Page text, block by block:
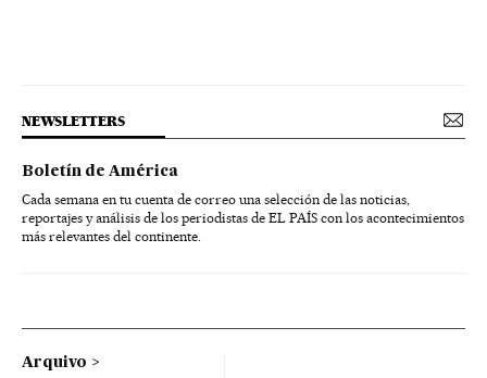
NEWSLETTERS
Boletín de América
Cada semana en tu cuenta de correo una selección de las noticias,
reportajes y análisis de los periodistas de EL PAÍS con los acontecimientos
más relevantes del continente.
Arquivo